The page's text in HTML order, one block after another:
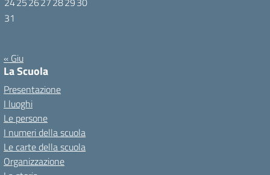
31
« Giu
La Scuola
Presentazione
I luoghi
Le persone
I numeri della scuola
Le carte della scuola
Organizzazione